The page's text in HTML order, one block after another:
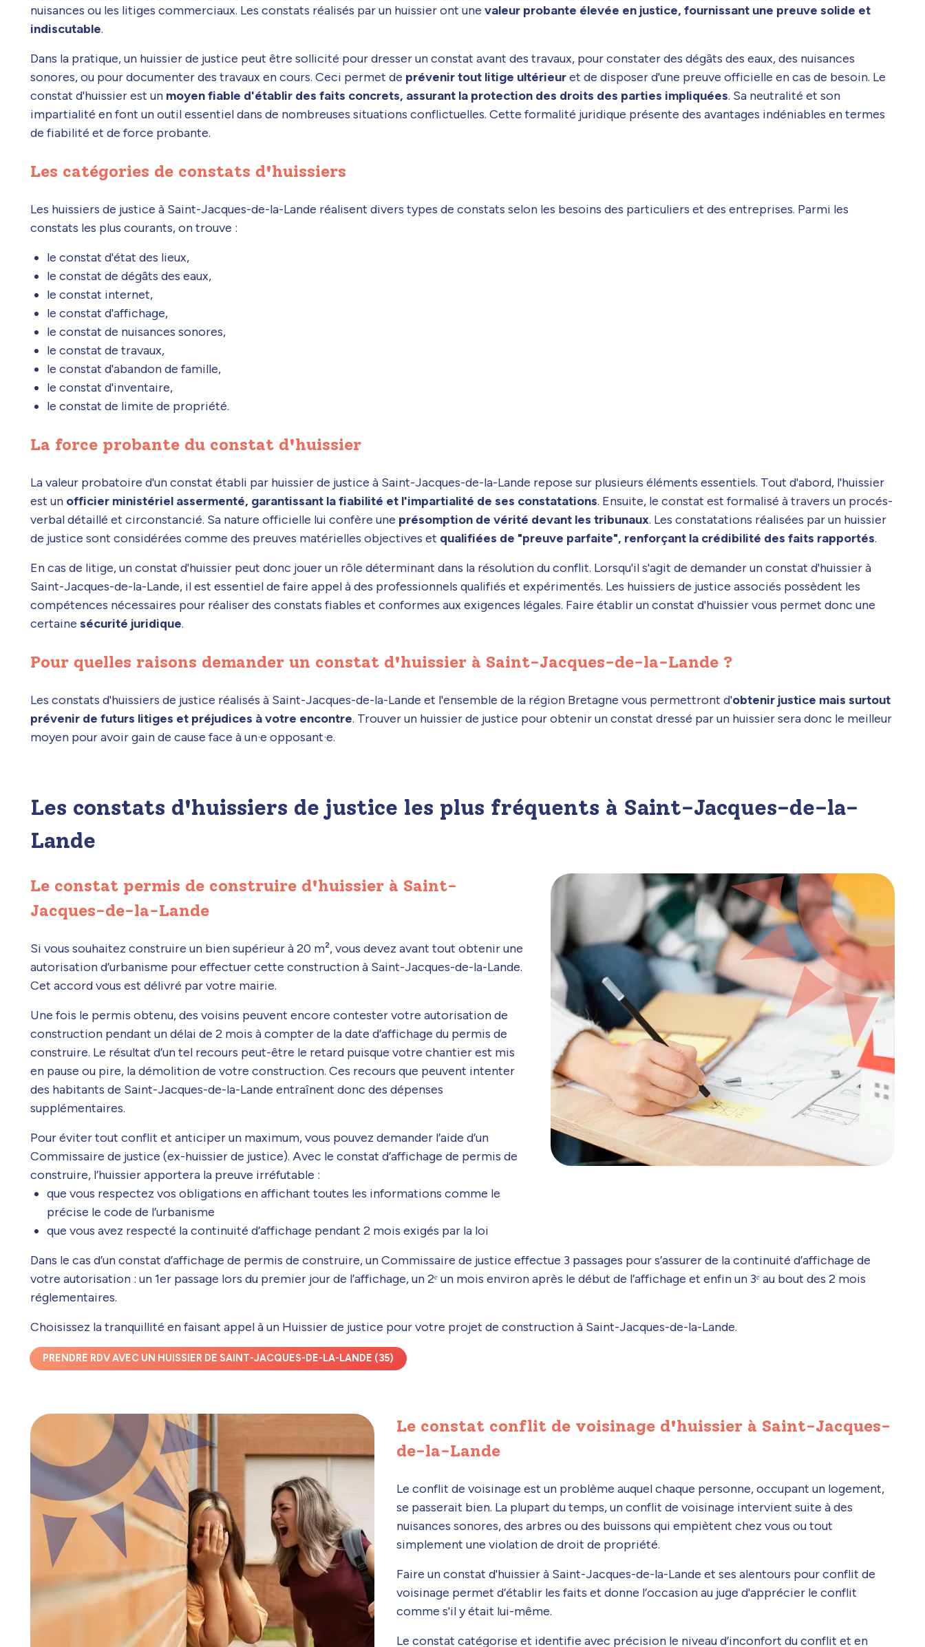
nuisances ou les litiges commerciaux. Les constats réalisés par un huissier ont une valeur probante élevée en justice, fournissant une preuve solide et
indiscutable.
Dans la pratique, un huissier de justice peut être sollicité pour dresser un constat avant des travaux, pour constater des dégâts des eaux, des nuisances
sonores, ou pour documenter des travaux en cours. Ceci permet de prévenir tout litige ultérieuret de disposer d'une preuve officielle en cas de besoin. Le
constat d'huissier est un moyen fiable d'établir des faits concrets, assurant la protection des droits des parties impliquées. Sa neutralité et son
impartialité en font un outil essentiel dans de nombreuses situations conflictuelles. Cette formalité juridique présente des avantages indéniables en termes
de fiabilité et de force probante.
Les catégories de constats d'huissiers
Les huissiers de justice à Saint-Jacques-de-la-Lande réalisent divers types de constats selon les besoins des particuliers et des entreprises. Parmi les
constats les plus courants, on trouve :
le constat d'état des lieux,
le constat de dégâts des eaux,
le constat internet,
le constat d'affichage,
le constat de nuisances sonores,
le constat de travaux,
le constat d'abandon de famille,
le constat d'inventaire,
le constat de limite de propriété.
La force probante du constat d'huissier
La valeur probatoire d'un constat établi par huissier de justice à Saint-Jacques-de-la-Lande repose sur plusieurs éléments essentiels. Tout d'abord, l'huissier
est un officier ministériel assermenté, garantissant la fiabilité et l'impartialité de ses constatations. Ensuite, le constat est formalisé à travers un procés-
verbal détaillé et circonstancié. Sa nature officielle lui confère une présomption de vérité devant les tribunaux. Les constatations réalisées par un huissier
de justice sont considérées comme des preuves matérielles objectives et qualifiées de "preuve parfaite", renforçant la crédibilité des faits rapportés.
En cas de litige, un constat d'huissier peut donc jouer un rôle déterminant dans la résolution du conflit. Lorsqu'il s'agit de demander un constat d'huissier à
Saint-Jacques-de-la-Lande, il est essentiel de faire appel à des professionnels qualifiés et expérimentés. Les huissiers de justice associés possèdent les
compétences nécessaires pour réaliser des constats fiables et conformes aux exigences légales. Faire établir un constat d'huissier vous permet donc une
certaine sécurité juridique.
Pour quelles raisons demander un constat d'huissier à Saint-Jacques-de-la-Lande ?
Les constats d'huissiers de justice réalisés à Saint-Jacques-de-la-Lande et l'ensemble de la région Bretagne vous permettront d'obtenir justice mais surtout
prévenir de futurs litiges et préjudices à votre encontre. Trouver un huissier de justice pour obtenir un constat dressé par un huissier sera donc le meilleur
moyen pour avoir gain de cause face à un·e opposant·e.
Les constats d'huissiers de justice les plus fréquents à Saint-Jacques-de-la-
Lande
Le constat permis de construire d'huissier à Saint-
Jacques-de-la-Lande
Si vous souhaitez construire un bien supérieur à 20 m², vous devez avant tout obtenir une
autorisation d’urbanisme pour effectuer cette construction à Saint-Jacques-de-la-Lande.
Cet accord vous est délivré par votre mairie.
Une fois le permis obtenu, des voisins peuvent encore contester votre autorisation de
construction pendant un délai de 2 mois à compter de la date d’affichage du permis de
construire. Le résultat d’un tel recours peut-être le retard puisque votre chantier est mis
en pause ou pire, la démolition de votre construction. Ces recours que peuvent intenter
des habitants de Saint-Jacques-de-la-Lande entraînent donc des dépenses
supplémentaires.
Pour éviter tout conflit et anticiper un maximum, vous pouvez demander l’aide d’un
Commissaire de justice (ex-huissier de justice). Avec le constat d’affichage de permis de
construire, l’huissier apportera la preuve irréfutable :
que vous respectez vos obligations en affichant toutes les informations comme le
précise le code de l’urbanisme
que vous avez respecté la continuité d’affichage pendant 2 mois exigés par la loi
Dans le cas d’un constat d’affichage de permis de construire, un Commissaire de justice effectue 3 passages pour s’assurer de la continuité d’affichage de
votre autorisation : un 1er passage lors du premier jour de l’affichage, un 2ᵉ un mois environ après le début de l’affichage et enfin un 3ᵉ au bout des 2 mois
réglementaires.
Choisissez la tranquillité en faisant appel à un Huissier de justice pour votre projet de construction à Saint-Jacques-de-la-Lande.
PRENDRE RDV AVEC UN HUISSIER DE SAINT-JACQUES-DE-LA-LANDE (35)
Le constat conflit de voisinage d'huissier à Saint-Jacques-
de-la-Lande
Le conflit de voisinage est un problème auquel chaque personne, occupant un logement,
se passerait bien. La plupart du temps, un conflit de voisinage intervient suite à des
nuisances sonores, des arbres ou des buissons qui empiètent chez vous ou tout
simplement une violation de droit de propriété.
Faire un constat d'huissier à Saint-Jacques-de-la-Lande et ses alentours pour conflit de
voisinage permet d’établir les faits et donne l’occasion au juge d'apprécier le conflit
comme s'il y était lui-même.
Le constat catégorise et identifie avec précision le niveau d’inconfort du conflit et en